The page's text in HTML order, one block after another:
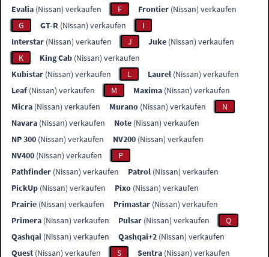
Evalia (Nissan) verkaufen F Frontier (Nissan) verkaufen
G
GT-R (Nissan) verkaufen
I
Interstar (Nissan) verkaufen J Juke (Nissan) verkaufen
K
King Cab (Nissan) verkaufen
Kubistar (Nissan) verkaufen L Laurel (Nissan) verkaufen
Leaf (Nissan) verkaufen M Maxima (Nissan) verkaufen
Micra (Nissan) verkaufen Murano (Nissan) verkaufen
N
Navara (Nissan) verkaufen Note (Nissan) verkaufen
NP 300 (Nissan) verkaufen NV200 (Nissan) verkaufen
NV400 (Nissan) verkaufen
P
Pathfinder (Nissan) verkaufen Patrol (Nissan) verkaufen
PickUp (Nissan) verkaufen Pixo (Nissan) verkaufen
Prairie (Nissan) verkaufen Primastar (Nissan) verkaufen
Primera (Nissan) verkaufen Pulsar (Nissan) verkaufen
Q
Qashqai (Nissan) verkaufen Qashqai+2 (Nissan) verkaufen
Quest (Nissan) verkaufen S Sentra (Nissan) verkaufen